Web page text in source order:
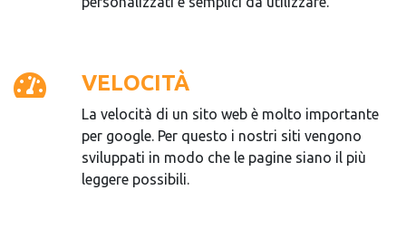
VELOCITÀ
La velocità di un sito web è molto importante
per google. Per questo i nostri siti vengono
sviluppati in modo che le pagine siano il più
leggere possibili.